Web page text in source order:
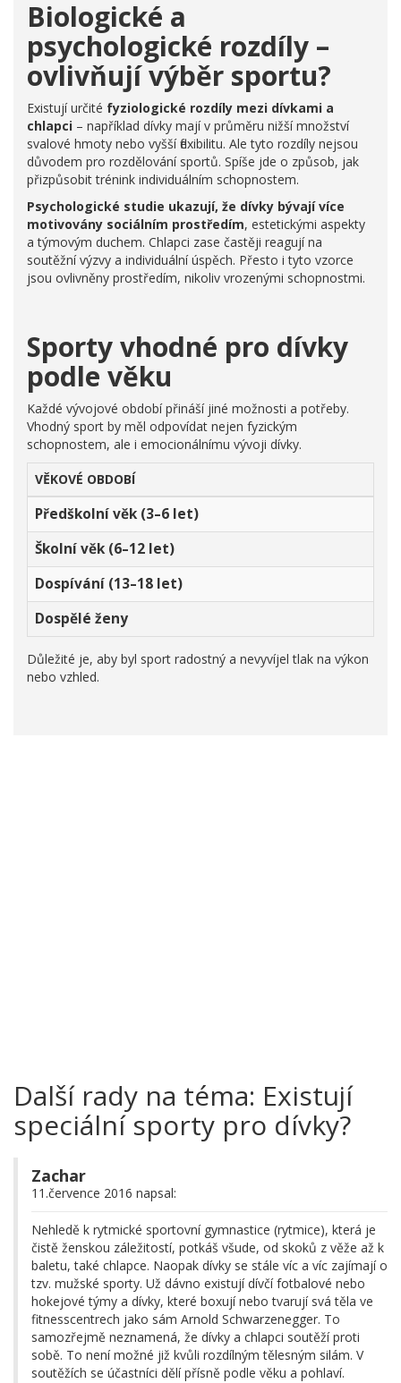
Biologické a
psychologické rozdíly –
ovlivňují výběr sportu?
Existují určité fyziologické rozdíly mezi dívkami a
chlapci – například dívky mají v průměru nižší množství
svalové hmoty nebo vyšší flexibilitu. Ale tyto rozdíly nejsou
důvodem pro rozdělování sportů. Spíše jde o způsob, jak
přizpůsobit trénink individuálním schopnostem.
Psychologické studie ukazují, že dívky bývají více
motivovány sociálním prostředím, estetickými aspekty
a týmovým duchem. Chlapci zase častěji reagují na
soutěžní výzvy a individuální úspěch. Přesto i tyto vzorce
jsou ovlivněny prostředím, nikoliv vrozenými schopnostmi.
Sporty vhodné pro dívky
podle věku
Každé vývojové období přináší jiné možnosti a potřeby.
Vhodný sport by měl odpovídat nejen fyzickým
schopnostem, ale i emocionálnímu vývoji dívky.
VĚKOVÉ OBDOBÍ
Předškolní věk (3–6 let)
Školní věk (6–12 let)
Dospívání (13–18 let)
Dospělé ženy
Důležité je, aby byl sport radostný a nevyvíjel tlak na výkon
nebo vzhled.
Další rady na téma: Existují
speciální sporty pro dívky?
Zachar
11.července 2016 napsal:
Nehledě k rytmické sportovní gymnastice (rytmice), která je
čistě ženskou záležitostí, potkáš všude, od skoků z věže až k
baletu, také chlapce. Naopak dívky se stále víc a víc zajímají o
tzv. mužské sporty. Už dávno existují dívčí fotbalové nebo
hokejové týmy a dívky, které boxují nebo tvarují svá těla ve
fitnesscentrech jako sám Arnold Schwarzenegger. To
samozřejmě neznamená, že dívky a chlapci soutěží proti
sobě. To není možné již kvůli rozdílným tělesným silám. V
soutěžích se účastníci dělí přísně podle věku a pohlaví.